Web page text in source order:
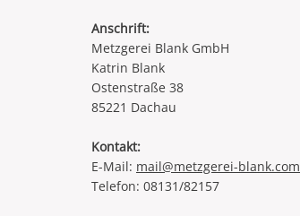
Anschrift:
Metzgerei Blank GmbH
Katrin Blank
Ostenstraße 38
85221 Dachau
Kontakt:
E-Mail: mail@metzgerei-blank.com
Telefon: 08131/82157